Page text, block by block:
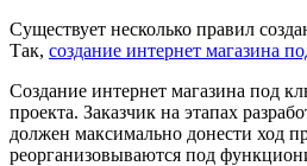
Существует несколько правил
Так, создание интернет магазина
Создание интернет магазина под
проекта. Заказчик на этапах
должен максимально донести ход
реорганизовываются под